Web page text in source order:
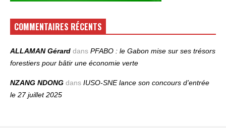
COMMENTAIRES RÉCENTS
ALLAMAN Gérard dans PFABO : le Gabon mise sur ses trésors
forestiers pour bâtir une économie verte
NZANG NDONG dans IUSO‑SNE lance son concours d’entrée
le 27 juillet 2025